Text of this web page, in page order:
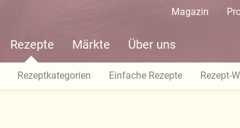
Magazin
Rezepte Märkte Über uns
Rezeptkategorien Einfache Rezepte Rezept-